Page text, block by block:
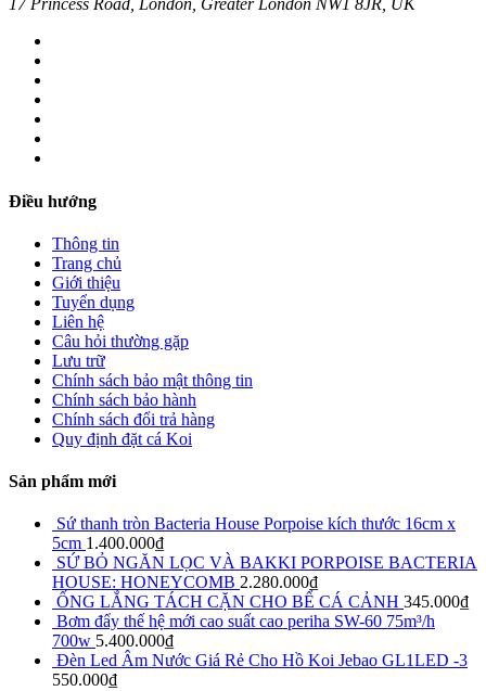
17 Princess Road, London, Greater London NW1 8JR, UK
Điều hướng
Thông tin
Trang chủ
Giới thiệu
Tuyển dụng
Liên hệ
Câu hỏi thường gặp
Lưu trữ
Chính sách bảo mật thông tin
Chính sách bảo hành
Chính sách đổi trả hàng
Quy định đặt cá Koi
Sản phẩm mới
Sứ thanh tròn Bacteria House Porpoise kích thước 16cm x
5cm 1.400.000₫
SỨ BỎ NGĂN LỌC VÀ BAKKI PORPOISE BACTERIA
HOUSE: HONEYCOMB 2.280.000₫
ỐNG LẮNG TÁCH CẶN CHO BỂ CÁ CẢNH 345.000₫
Bơm đẩy thế hệ mới cao suất cao periha SW-60 75m³/h
700w 5.400.000₫
Đèn Led Âm Nước Giá Rẻ Cho Hồ Koi Jebao GL1LED -3
550.000₫